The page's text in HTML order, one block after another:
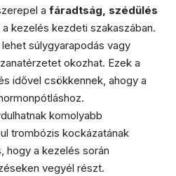
a fáradtság, szédülés
a kezelés kezdeti szakaszában.
súlygyarapodás vagy
okozhat. Ezek a
idővel csökkennek, ahogy a
komolyabb
trombózis kockázatának
hogy a kezelés során
vegyél részt.